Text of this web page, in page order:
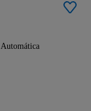
Automática